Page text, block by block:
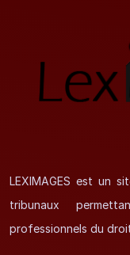
LEXIMAGES est un
tribunaux
professionnels du